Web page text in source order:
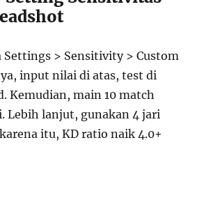
Settings > Sensitivity > Custom
input nilai di atas, test di
Kemudian, main 10 match
Lebih lanjut, gunakan 4 jari
itu, KD ratio naik 4.0+